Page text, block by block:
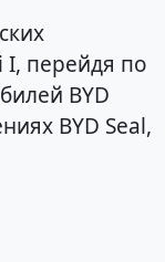
I, перейдя по
BYD
BYD Seal,